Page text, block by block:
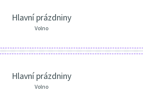
Hlavní prázdniny
Volno
Hlavní prázdniny
Volno